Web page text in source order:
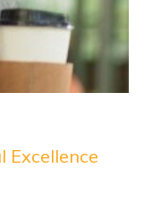
Excellence